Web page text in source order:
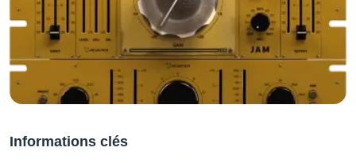
Informations clés